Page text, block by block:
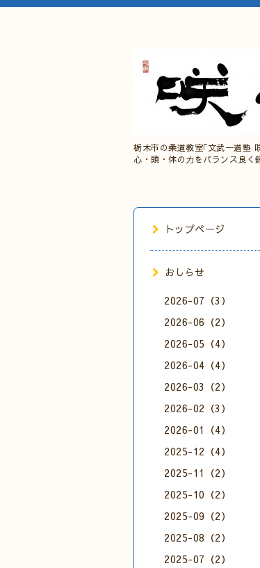
栃木市の柔道教室｢文武一道塾
心・頭・体の力をバランス良く
トップページ
おしらせ
2026-07（3）
2026-06（2）
2026-05（4）
2026-04（4）
2026-03（2）
2026-02（3）
2026-01（4）
2025-12（4）
2025-11（2）
2025-10（2）
2025-09（2）
2025-08（2）
2025-07（2）